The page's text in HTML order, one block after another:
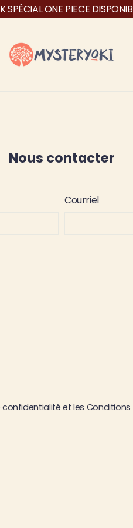
SPÉCIAL ONE PIECE
Nous contacter
Courriel
confidentialité et les Conditions